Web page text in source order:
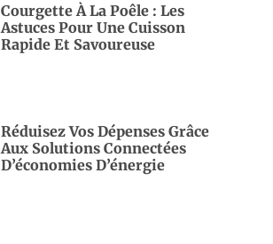
Courgette À La Poêle : Les
Astuces Pour Une Cuisson
Rapide Et Savoureuse
Réduisez Vos Dépenses Grâce
Aux Solutions Connectées
D’économies D’énergie